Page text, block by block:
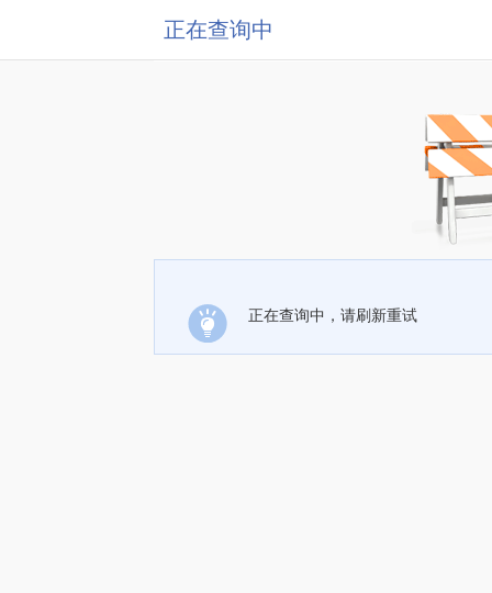
正在查询中
正在查询中，请刷新重试